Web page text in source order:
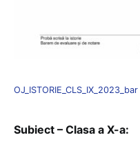
OJ_ISTORIE_CLS_IX_2023_bar
Subiect – Clasa a X-a: